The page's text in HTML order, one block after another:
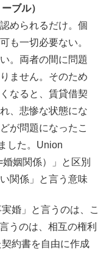
ブル）
められるだけ。個
も一切必要ない。
。両者の間に問題
ません。そのため
なると、賃貸借契
、悲惨な状態にな
が問題になったこ
した。Union
姻関係）」と区別
関係」と言う意味
婚」と言うのは、こ
うのは、相互の権利
約書を自由に作成